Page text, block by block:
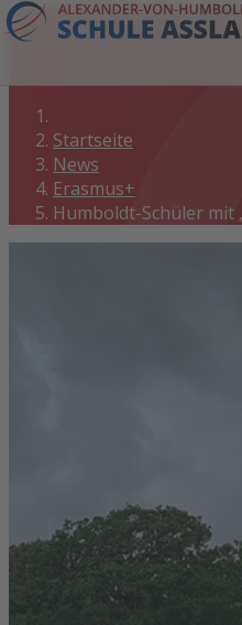
Startseite
News
Erasmus+
Humboldt-Schüler mit